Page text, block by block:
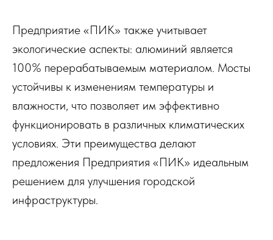
Предприятие «ПИК» также учитывает
экологические аспекты: алюминий является
100% перерабатываемым материалом. Мосты
устойчивы к изменениям температуры и
влажности, что позволяет им эффективно
функционировать в различных климатических
условиях. Эти преимущества делают
предложения Предприятия «ПИК» идеальным
решением для улучшения городской
инфраструктуры.